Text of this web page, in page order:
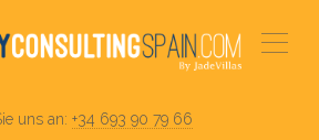
uns an: +34 693 90 79 66